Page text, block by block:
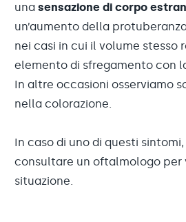
una sensazione di corpo
un’aumento della
nei casi in cui il volume stesso
elemento di sfregamento con
In altre occasioni osserviamo
nella colorazione.
In caso di uno di questi
consultare un oftalmologo per
situazione.